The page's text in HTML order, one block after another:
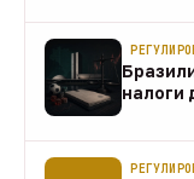
налоги